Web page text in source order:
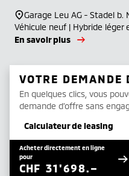
Garage Leu AG - Stadel b.
Véhicule neuf | Hybride léger
En savoir plus
VOTRE DEMANDE
En quelques clics, vous
demande d’offre sans
Calculateur de leasing
Acheter directement en ligne
pour
CHF 31'698.–